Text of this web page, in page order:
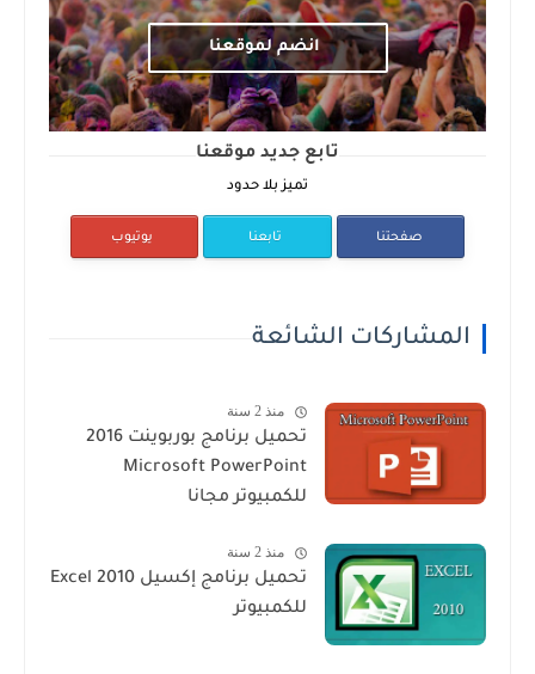
انضم لموقعنا
تابع جديد موقعنا
تميز بلا حدود
صفحتنا تابعنا يوتيوب
المشاركات الشائعة
منذ 2 سنة
تحميل برنامج بوربوينت 2016
Microsoft PowerPoint
للكمبيوتر مجانا
منذ 2 سنة
تحميل برنامج إكسيل Excel 2010
للكمبيوتر